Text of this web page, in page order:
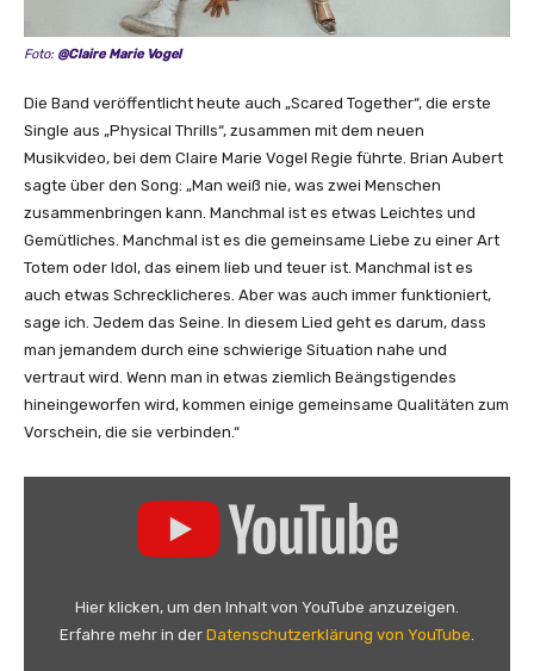
Foto: @Claire Marie Vogel
Die Band veröffentlicht heute auch „Scared Together“, die erste
Single aus „Physical Thrills“, zusammen mit dem neuen
Musikvideo, bei dem Claire Marie Vogel Regie führte. Brian Aubert
sagte über den Song: „Man weiß nie, was zwei Menschen
zusammenbringen kann. Manchmal ist es etwas Leichtes und
Gemütliches. Manchmal ist es die gemeinsame Liebe zu einer Art
Totem oder Idol, das einem lieb und teuer ist. Manchmal ist es
auch etwas Schrecklicheres. Aber was auch immer funktioniert,
sage ich. Jedem das Seine. In diesem Lied geht es darum, dass
man jemandem durch eine schwierige Situation nahe und
vertraut wird. Wenn man in etwas ziemlich Beängstigendes
hineingeworfen wird, kommen einige gemeinsame Qualitäten zum
Vorschein, die sie verbinden.“
Hier klicken, um den Inhalt von YouTube anzuzeigen.
Erfahre mehr in der Datenschutzerklärung von YouTube.